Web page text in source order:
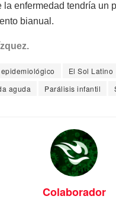
la enfermedad tendría un
bianual.
El Sol Latino
aguda
Parálisis infantil
Colaborador